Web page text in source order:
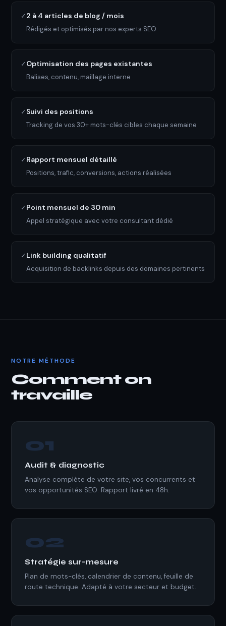
✓2 à 4 articles de blog / mois
Rédigés et optimisés par nos experts SEO
✓Optimisation des pages existantes
Balises, contenu, maillage interne
✓Suivi des positions
Tracking de vos 30+ mots-clés cibles chaque semaine
✓Rapport mensuel détaillé
Positions, trafic, conversions, actions réalisées
✓Point mensuel de 30 min
Appel stratégique avec votre consultant dédié
✓Link building qualitatif
Acquisition de backlinks depuis des domaines pertinents
NOTRE MÉTHODE
Comment on
travaille
01
Audit & diagnostic
Analyse complète de votre site, vos concurrents et
vos opportunités SEO. Rapport livré en 48h.
02
Stratégie sur-mesure
Plan de mots-clés, calendrier de contenu, feuille de
route technique. Adapté à votre secteur et budget.